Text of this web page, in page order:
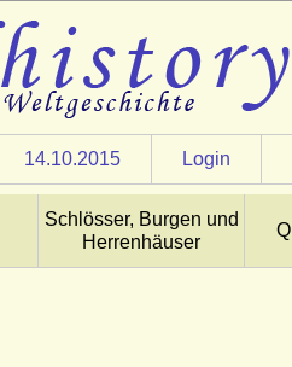
14.10.2015 Login
Schlösser, Burgen und
Herrenhäuser